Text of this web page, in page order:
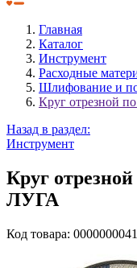
Главная
Каталог
Инструмент
Расходные
Шлифование и
Круг отрезной
Назад в раздел:
Инструмент
Круг
ЛУГА
Код товара: